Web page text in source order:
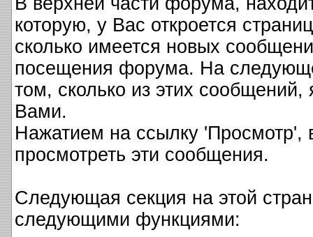
которую, у Вас откроется
сколько имеется новых
посещения форума. На
том, сколько из этих
Вами.
Нажатием на ссылку 'Просмотр',
просмотреть эти сообщения.
Следующая секция на этой
следующими функциями: